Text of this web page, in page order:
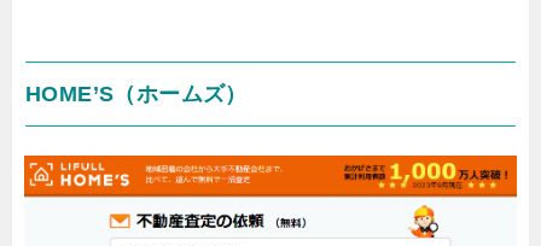
HOME’S（ホームズ）